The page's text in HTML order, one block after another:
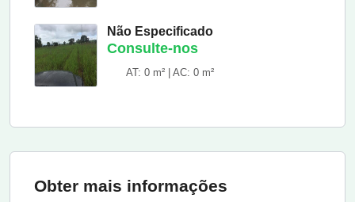
Não Especificado
Consulte-nos
AT: 0 m² | AC: 0 m²
Obter mais informações